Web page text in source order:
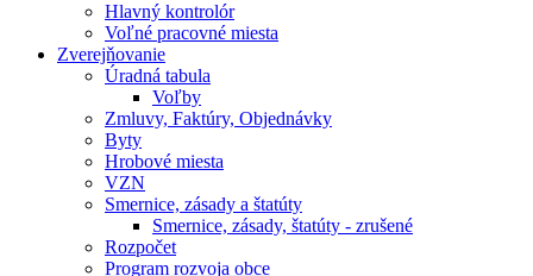
Hlavný kontrolór
Voľné pracovné miesta
Zverejňovanie
Úradná tabula
Voľby
Zmluvy, Faktúry, Objednávky
Byty
Hrobové miesta
VZN
Smernice, zásady a štatúty
Smernice, zásady, štatúty - zrušené
Rozpočet
Program rozvoja obce